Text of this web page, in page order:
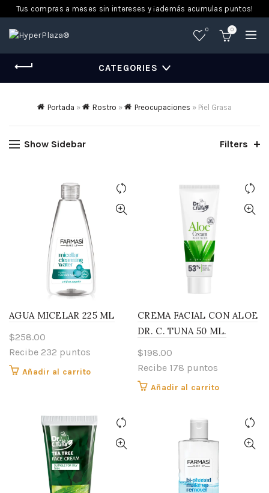
Tus compras a meses sin intereses y ¡además acumulas puntos!
0 0
CATEGORIES
Portada » Rostro » Preocupaciones » Piel Grasa
Show Sidebar Filters
AGUA MICELAR 225 ML
$258.00
Recibe 232 puntos
Añadir al carrito
CREMA FACIAL CON ALOE
DR. C. TUNA 50 ML.
$198.00
Recibe 178 puntos
Añadir al carrito